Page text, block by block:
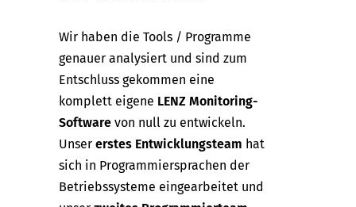
Wir haben die Tools / Programme
genauer analysiert und sind zum
Entschluss gekommen eine
komplett eigene LENZ Monitoring-
Software von null zu entwickeln.
Unser erstes Entwicklungsteam hat
sich in Programmiersprachen der
Betriebssysteme eingearbeitet und